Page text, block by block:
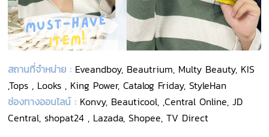
สถานที่จำหน่าย : Eveandboy, Beautrium, Multy Beauty, KIS
,Tops , Looks , King Power, Catalog Friday, StyleHan
ช่องทางออนไลน์ : Konvy, Beauticool, ,Central Online, JD
Central, shopat24 , Lazada, Shopee, TV Direct